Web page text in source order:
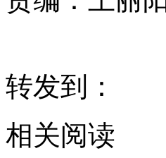
转发到：
相关阅读